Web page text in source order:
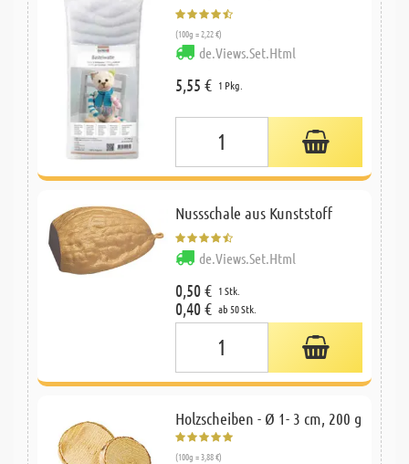
(100g = 2,22 €)
de.Views.Set.Html
5,55 € 1 Pkg.
Nussschale aus Kunststoff
de.Views.Set.Html
0,50 € 1 Stk.
0,40 € ab 50 Stk.
Holzscheiben - Ø 1- 3 cm, 200 g
(100g = 3,88 €)